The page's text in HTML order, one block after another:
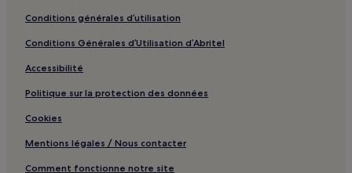
Conditions générales d’utilisation
Conditions Générales d’Utilisation d’Abritel
Accessibilité
Politique sur la protection des données
Cookies
Mentions légales / Nous contacter
Comment fonctionne notre site